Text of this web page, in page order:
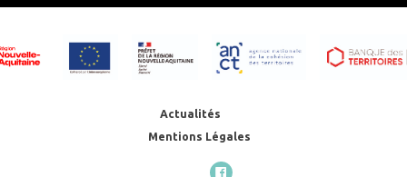
Actualités
Mentions Légales